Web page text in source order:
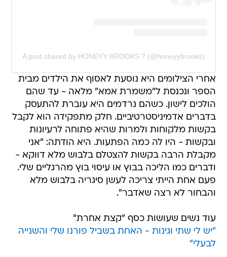
A post shared by HONEYY BROOKS ? (@honeyybrooks)
אחרי הצילומים היא נוסעת לאסוף את הילדים מבית
הספר ונכנסת ל"משמרת אמא" מלאה - עד שהם
הולכים לישון. כשהם נרדמים היא עוברת להתעסק
בדברים אדמיניסטרטיביים. חלק מתפקידה הוא לקבל
בקשות מלקוחות ולמרות שהיא פתוחה לרעיונות
ובקשות - היו לה כמה הפתעות. היא הודתה: "אני
מקבלת הרבה בקשות להצטלם בלבוש מלא דווקא -
ודברים כמו הליכה בבוץ או עיסוי בוץ מהרגליים שלי.
פעם אחת הייתי צריכה לעשן סיגריה בלבוש מלא
והבחור לא רצה שאדבר".
עוד נשים שעושות כסף "קצת אחרת"
"יש לי שתי וגינות - האחת בשביל פורנו שלי והשנייה
לבעלי"